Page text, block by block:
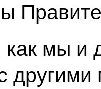
как мы и